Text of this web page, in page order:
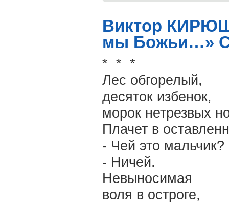
Виктор
мы Божьи…»
* * *
Лес обгорелый,
десяток избенок,
морок нетрезвых
Плачет в
- Чей это мальчик?
- Ничей.
Невыносимая
воля в остроге,